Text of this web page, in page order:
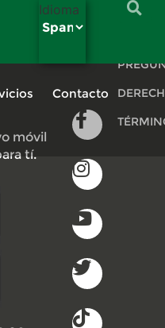
Idioma
Contacto
móvil
tí.